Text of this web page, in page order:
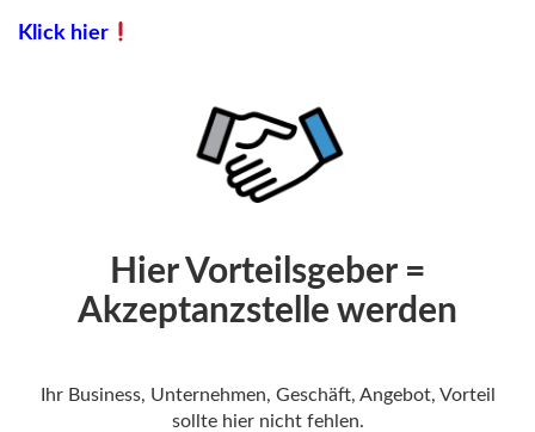
Klick hier
Hier Vorteilsgeber =
Akzeptanzstelle werden
Ihr Business, Unternehmen, Geschäft, Angebot, Vorteil
sollte hier nicht fehlen.